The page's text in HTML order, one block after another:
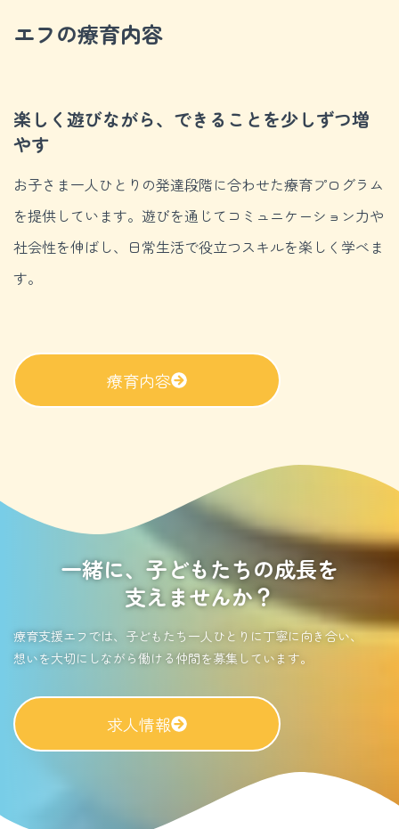
エフの療育内容
楽しく遊びながら、できることを少しずつ増
やす
お子さま一人ひとりの発達段階に合わせた療育プログラム
を提供しています。遊びを通じてコミュニケーション力や
社会性を伸ばし、日常生活で役立つスキルを楽しく学べま
す。
療育内容
一緒に、子どもたちの成長を
支えませんか？
療育支援エフでは、子どもたち一人ひとりに丁寧に向き合い、
想いを大切にしながら働ける仲間を募集しています。
求人情報